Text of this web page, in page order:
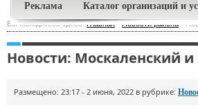
Реклама Каталог организаций и
Вы находитесь здесь:Главная-Новости района
Новости: Москаленский
Размещено: 23:17 - 2 июня, 2022 в рубрике: